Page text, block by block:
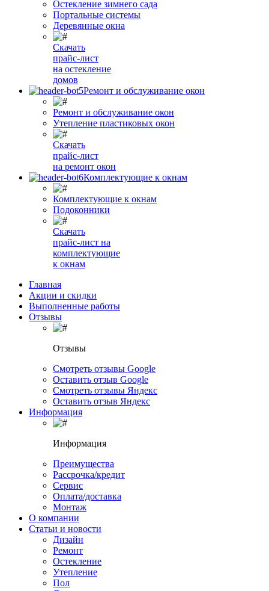
Остекление зимнего сада
Портальные системы
Деревянные окна
Скачать
прайс-лист
на остекление
домов
Ремонт и обслуживание окон
Ремонт и обслуживание окон
Утепление пластиковых окон
Скачать
прайс-лист
на ремонт окон
Комплектующие к окнам
Комплектующие к окнам
Подоконники
Скачать
прайс-лист на
комплектующие
к окнам
Главная
Акции и скидки
Выполненные работы
Отзывы
Отзывы
Смотреть отзывы Google
Оставить отзыв Google
Смотреть отзывы Яндекс
Оставить отзыв Яндекс
Информация
Информация
Преимущества
Рассрочка/кредит
Сервис
Оплата/доставка
Монтаж
О компании
Статьи и новости
Дизайн
Ремонт
Остекление
Утепление
Пол